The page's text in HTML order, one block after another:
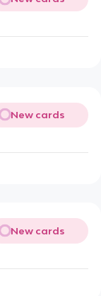
New cards
New cards